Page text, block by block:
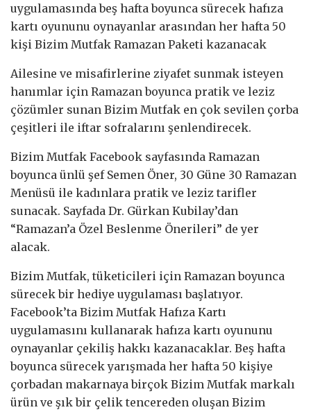
uygulamasında beş hafta boyunca sürecek hafıza
kartı oyununu oynayanlar arasından her hafta 50
kişi Bizim Mutfak Ramazan Paketi kazanacak
Ailesine ve misafirlerine ziyafet sunmak isteyen
hanımlar için Ramazan boyunca pratik ve leziz
çözümler sunan Bizim Mutfak en çok sevilen çorba
çeşitleri ile iftar sofralarını şenlendirecek.
Bizim Mutfak Facebook sayfasında Ramazan
boyunca ünlü şef Semen Öner, 30 Güne 30 Ramazan
Menüsü ile kadınlara pratik ve leziz tarifler
sunacak. Sayfada Dr. Gürkan Kubilay’dan
“Ramazan’a Özel Beslenme Önerileri” de yer
alacak.
Bizim Mutfak, tüketicileri için Ramazan boyunca
sürecek bir hediye uygulaması başlatıyor.
Facebook’ta Bizim Mutfak Hafıza Kartı
uygulamasını kullanarak hafıza kartı oyununu
oynayanlar çekiliş hakkı kazanacaklar. Beş hafta
boyunca sürecek yarışmada her hafta 50 kişiye
çorbadan makarnaya birçok Bizim Mutfak markalı
ürün ve şık bir çelik tencereden oluşan Bizim